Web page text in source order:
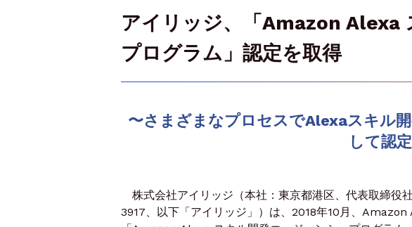
アイリッジ、「Amazon Alexa
プログラム」認定を取得
〜さまざまなプロセスでAlexaスキル
して認
株式会社アイリッジ（本社：東京都港区、代表取締役
3917、以下「アイリッジ」）は、2018年10月、